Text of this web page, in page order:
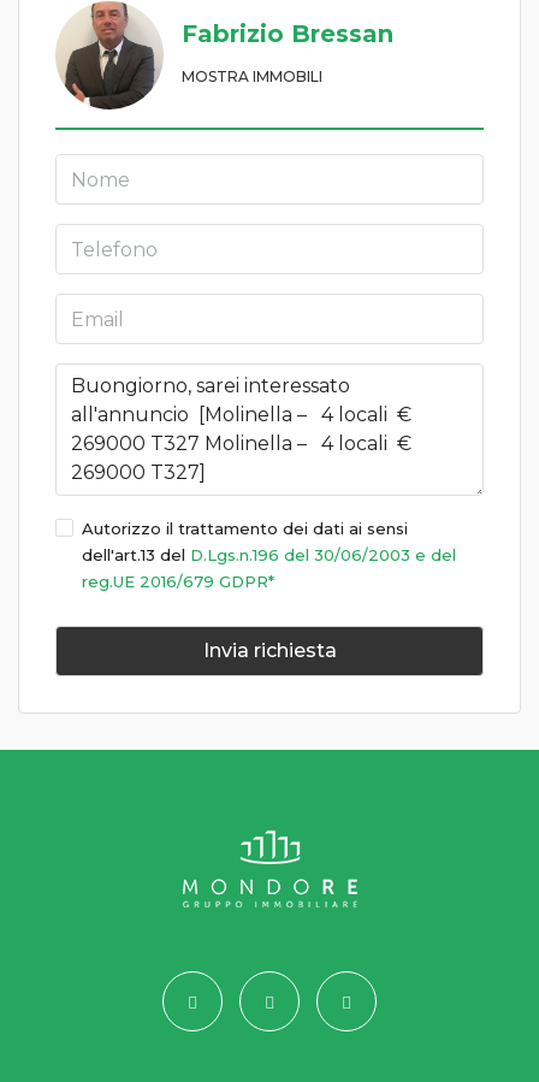
Fabrizio Bressan
MOSTRA IMMOBILI
Autorizzo il trattamento dei dati ai sensi
dell'art.13 del D.Lgs.n.196 del 30/06/2003 e del
reg.UE 2016/679 GDPR*
Invia richiesta